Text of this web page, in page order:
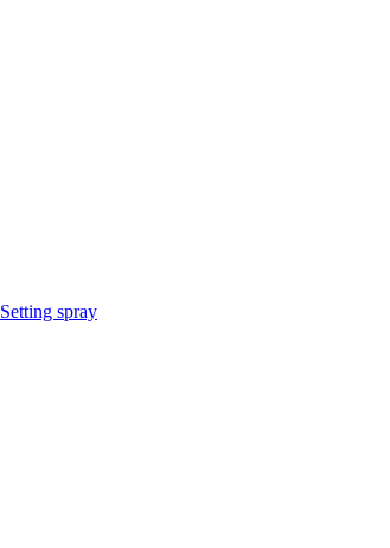
Setting spray